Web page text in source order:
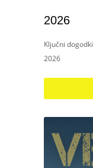
2026
Ključni
2026